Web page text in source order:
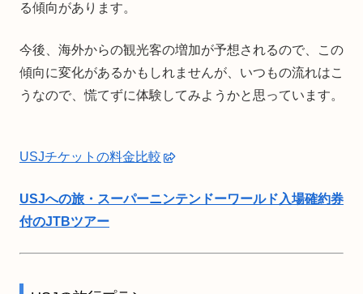
る傾向があります。
今後、海外からの観光客の増加が予想されるので、この
傾向に変化があるかもしれませんが、いつもの流れはこ
うなので、慌てずに体験してみようかと思っています。
USJチケットの料金比較
USJへの旅・スーパーニンテンドーワールド入場確約券
付のJTBツアー